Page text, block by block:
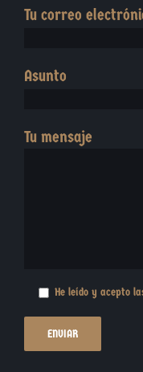
Tu correo
Asunto
Tu mensaje
He leído y acepto